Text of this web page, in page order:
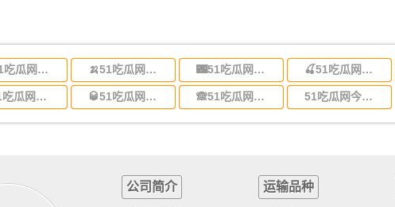
🔥51吃瓜网今日吃瓜资源|吃瓜爆料网|吃瓜网官网|吃瓜入口:东莞到吉林省物流运输,东莞到吉林省物流公司 🍌51吃瓜网今日吃瓜资源|吃瓜爆料网|吃瓜网官网|吃瓜入口:东莞到甘肃省物流运输,东莞到甘肃省物流公司 🌃51吃瓜网今日吃瓜资源|吃瓜爆料网|吃瓜网官网|吃瓜入口:东莞到陕西省物流运输,东莞到陕西省物流公司 🍒51吃瓜网今日吃瓜资源|吃瓜爆料网|吃瓜网官网|吃瓜入口:东莞到贵州省物流运输,东莞到贵州省物流公司
🗹51吃瓜网今日吃瓜资源|吃瓜爆料网|吃瓜网官网|吃瓜入口:东莞到江苏物流专线运输,东莞到江苏省物流公司 🥃51吃瓜网今日吃瓜资源|吃瓜爆料网|吃瓜网官网|吃瓜入口:东莞到浙江省物流运输,东莞到浙江省物流公司 🙈51吃瓜网今日吃瓜资源|吃瓜爆料网|吃瓜网官网|吃瓜入口:东莞到福建省物流运输,东莞到福建省物流公司 51吃瓜网今日吃瓜资源|吃瓜爆料网|吃瓜网官网|吃瓜入口:东莞到广西物流专线,东莞到广西物流公司
公司简介 运输品种